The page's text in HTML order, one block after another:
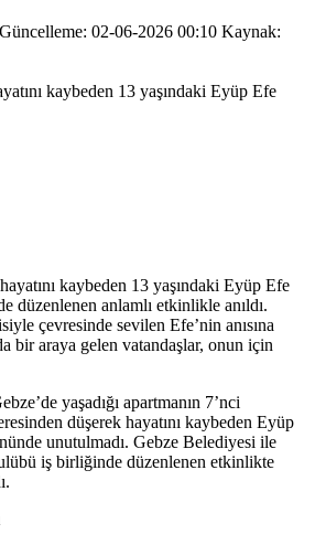
Güncelleme: 02-06-2026 00:10 Kaynak:
kaybeden 13 yaşındaki Eyüp Efe
düzenlenen anlamlı etkinlikle anıldı.
çevresinde sevilen Efe’nin anısına
bir araya gelen vatandaşlar, onun için
yaşadığı apartmanın 7’nci
düşerek hayatını kaybeden Eyüp
unutulmadı. Gebze Belediyesi ile
iş birliğinde düzenlenen etkinlikte